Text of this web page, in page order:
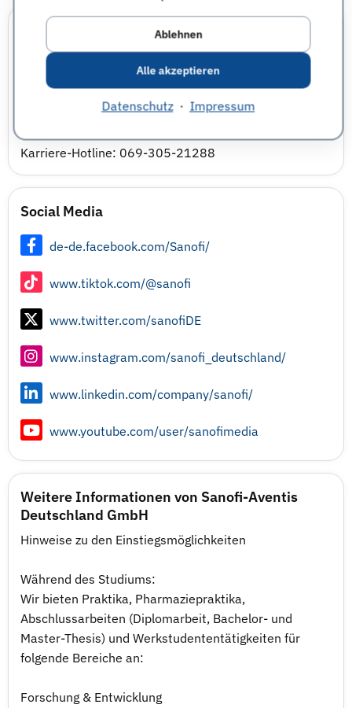
Ablehnen
Alle akzeptieren
Datenschutz· Impressum
Kontaktmöglichkeiten
Sanofi-Aventis Deutschland GmbH
People & Culture, Talent Acquisition
Industriepark Höchst, Geb. K703
65926 Frankfurt am Main
Karriere-Hotline: 069-305-21288
Social Media
de-de.facebook.com/Sanofi/
www.tiktok.com/@sanofi
www.twitter.com/sanofiDE
www.instagram.com/sanofi_deutschland/
www.linkedin.com/company/sanofi/
www.youtube.com/user/sanofimedia
Weitere Informationen von Sanofi-Aventis
Deutschland GmbH
Hinweise zu den Einstiegsmöglichkeiten
Während des Studiums:
Wir bieten Praktika, Pharmaziepraktika,
Abschlussarbeiten (Diplomarbeit, Bachelor- und
Master-Thesis) und Werkstudententätigkeiten für
folgende Bereiche an:
Forschung & Entwicklung